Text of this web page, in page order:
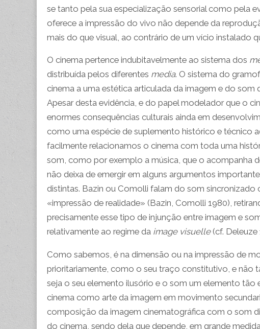
se tanto pela sua especialização sensorial como pela
oferece a impressão do vivo não depende da
mais do que visual, ao contrário de um vício instalado
O cinema pertence indubitavelmente ao sistema dos
distribuída pelos diferentes media. O sistema do
cinema a uma estética articulada da imagem e do
Apesar desta evidência, e do papel modelador que o
enormes consequências culturais ainda em
como uma espécie de suplemento histórico e técnico
facilmente relacionamos o cinema com toda uma
som, como por exemplo a música, que o acompanha
não deixa de emergir em alguns argumentos
distintas. Bazin ou Comolli falam do som
«impressão de realidade» (Bazin, Comolli 1980),
precisamente esse tipo de injunção entre imagem e
relativamente ao regime da image visuelle(cf. Deleuze
Como sabemos, é na dimensão ou na impressão de
prioritariamente, como o seu traço constitutivo, e não
seja o seu elemento ilusório e o som um elemento
cinema como arte da imagem em movimento
composição da imagem cinematográfica com o som
do cinema, sendo dela que depende, em grande